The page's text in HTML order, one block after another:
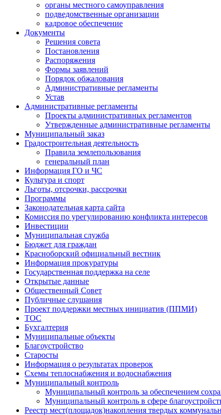
органы местного самоуправления
подведомственные организации
кадровое обеспечение
Документы
Решения совета
Постановления
Распоряжения
Формы заявлений
Порядок обжалования
Административные регламенты
Устав
Административные регламенты
Проекты административных регламентов
Утвержденные административные регламенты
Муниципальный заказ
Градостроительная деятельность
Правила землепользования
генеральный план
Информация ГО и ЧС
Культура и спорт
Льготы, отсрочки, рассрочки
Программы
Законодательная карта сайта
Комиссия по урегулированию конфликта интересов
Инвестиции
Муниципальная служба
Бюджет для граждан
Красноборский официальный вестник
Информация прокуратуры
Государственная поддержка на селе
Открытые данные
Общественный Совет
Публичные слушания
Проект поддержки местных инициатив (ППМИ)
ТОС
Бухгалтерия
Муниципальные объекты
Благоустройство
Старосты
Информация о результатах проверок
Схемы теплоснабжения и водоснабжения
Муниципальный контроль
Муниципальный контроль за обеспечением
Муниципальный контроль в сфере
Реестр мест(площадок)накопления твердых